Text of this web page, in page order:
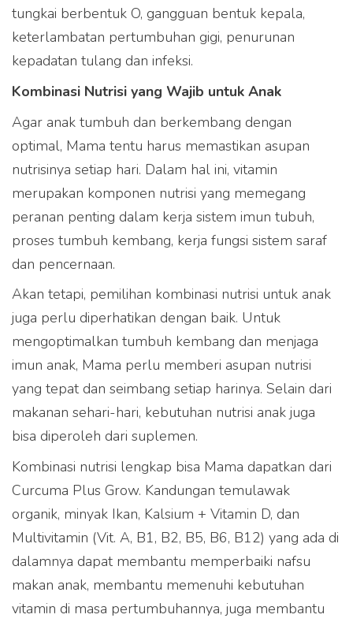
tungkai berbentuk O, gangguan bentuk kepala,
keterlambatan pertumbuhan gigi, penurunan
kepadatan tulang dan infeksi.
Kombinasi Nutrisi yang Wajib untuk Anak
Agar anak tumbuh dan berkembang dengan
optimal, Mama tentu harus memastikan asupan
nutrisinya setiap hari. Dalam hal ini, vitamin
merupakan komponen nutrisi yang memegang
peranan penting dalam kerja sistem imun tubuh,
proses tumbuh kembang, kerja fungsi sistem saraf
dan pencernaan.
Akan tetapi, pemilihan kombinasi nutrisi untuk anak
juga perlu diperhatikan dengan baik. Untuk
mengoptimalkan tumbuh kembang dan menjaga
imun anak, Mama perlu memberi asupan nutrisi
yang tepat dan seimbang setiap harinya. Selain dari
makanan sehari-hari, kebutuhan nutrisi anak juga
bisa diperoleh dari suplemen.
Kombinasi nutrisi lengkap bisa Mama dapatkan dari
Curcuma Plus Grow. Kandungan temulawak
organik, minyak Ikan, Kalsium + Vitamin D, dan
Multivitamin (Vit. A, B1, B2, B5, B6, B12) yang ada di
dalamnya dapat membantu memperbaiki nafsu
makan anak, membantu memenuhi kebutuhan
vitamin di masa pertumbuhannya, juga membantu